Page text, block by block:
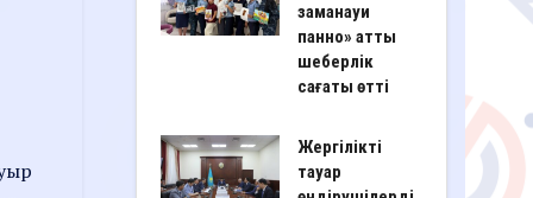
заманауи
панно» атты
шеберлік
сағаты өтті
Жергілікті
тауар